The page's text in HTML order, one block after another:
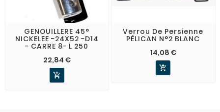
GENOUILLERE 45°
NICKELEE -24X52 -D14
- CARRE 8- L 250
22,84 €

Verrou De Persienne
PÉLICAN N°2 BLANC
14,08 €
